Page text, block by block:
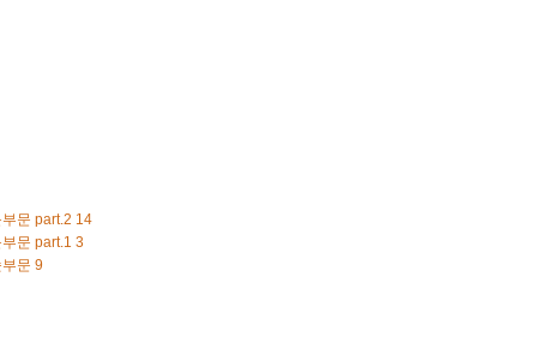
문 part.2 14
문 part.1 3
문 9